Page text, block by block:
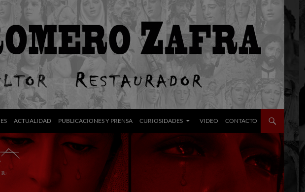
ACTUALIDAD PUBLICACIONES Y PRENSA CURIOSIDADES VIDEO CONTACTO